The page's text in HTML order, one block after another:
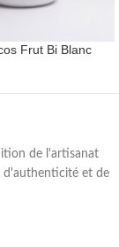
Frut Bi Blanc
de l'artisanat
d'authenticité et de